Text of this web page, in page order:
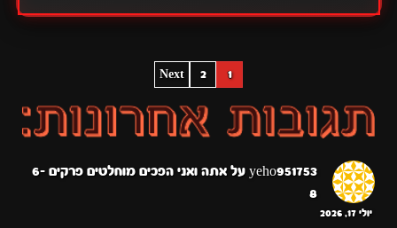
POSTS
PAGINATION
1
2
Next
yeho951753 על
אתה ואני הפכים מוחלטים פרקים 6-
8
יולי 17, 2026